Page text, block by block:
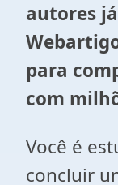
autores
para
com
Você é
concluir